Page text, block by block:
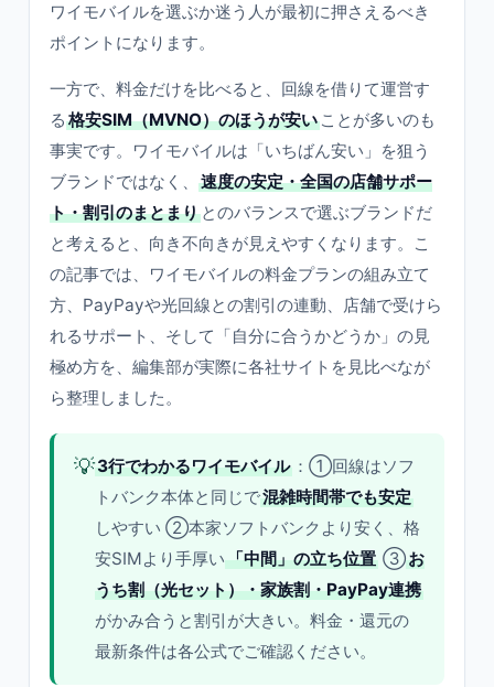
ワイモバイルを選ぶか迷う人が最初に押さえるべき
ポイントになります。
一方で、料金だけを比べると、回線を借りて運営す
る 格安SIM（MVNO）のほうが安い ことが多いのも
事実です。ワイモバイルは「いちばん安い」を狙う
ブランドではなく、
速度の安定・全国の店舗サポー
ト・割引のまとまり とのバランスで選ぶブランドだ
と考えると、向き不向きが見えやすくなります。こ
の記事では、ワイモバイルの料金プランの組み立て
方、PayPayや光回線との割引の連動、店舗で受けら
れるサポート、そして「自分に合うかどうか」の見
極め方を、編集部が実際に各社サイトを見比べなが
ら整理しました。
💡3行でわかるワイモバイル ：①回線はソフ
トバンク本体と同じで混雑時間帯でも安定
しやすい ②本家ソフトバンクより安く、格
安SIMより手厚い「中間」の立ち位置 ③お
うち割（光セット）・家族割・PayPay連携
がかみ合うと割引が大きい。料金・還元の
最新条件は各公式でご確認ください。